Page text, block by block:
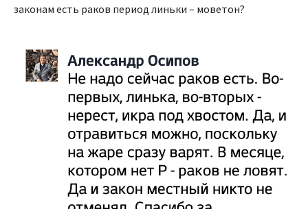
законам есть раков период линьки – моветон?